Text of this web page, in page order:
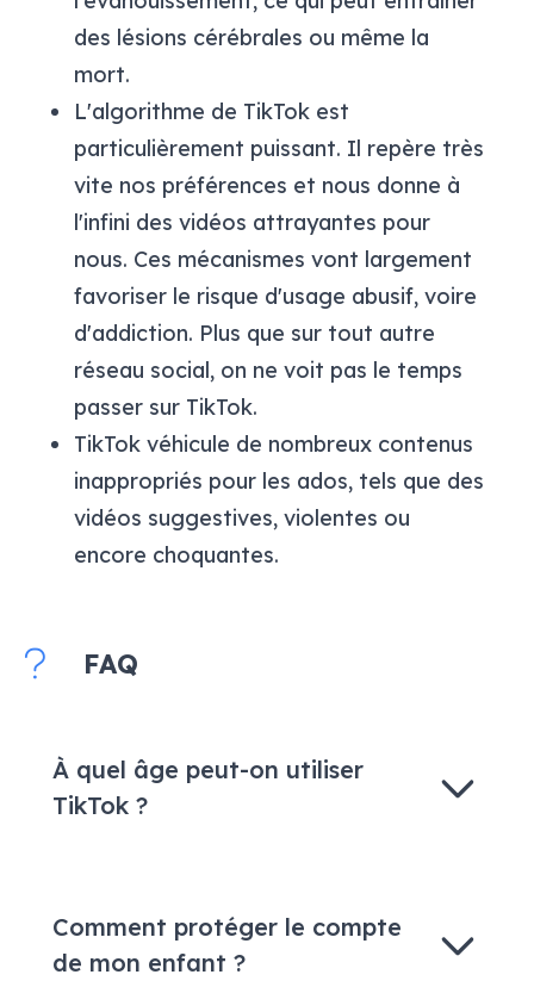
des lésions cérébrales ou même la
mort.
L'algorithme de TikTok est
particulièrement puissant. Il repère très
vite nos préférences et nous donne à
l'infini des vidéos attrayantes pour
nous. Ces mécanismes vont largement
favoriser le risque d'usage abusif, voire
d'addiction. Plus que sur tout autre
réseau social, on ne voit pas le temps
passer sur TikTok.
TikTok véhicule de nombreux contenus
inappropriés pour les ados, tels que des
vidéos suggestives, violentes ou
encore choquantes.
FAQ
À quel âge peut-on utiliser
TikTok ?
Comment protéger le compte
de mon enfant ?